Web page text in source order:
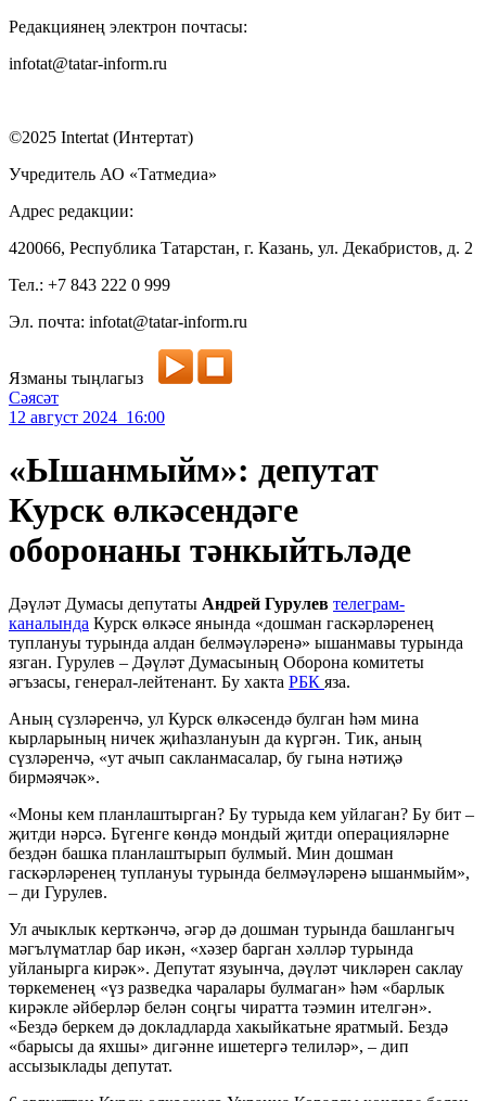
Редакциянең электрон почтасы:
infotat@tatar-inform.ru
©2025 Intertat (Интертат)
Учредитель АО «Татмедиа»
Адрес редакции:
420066, Республика Татарстан, г. Казань, ул. Декабристов, д. 2
Тел.: +7 843 222 0 999
Эл. почта: infotat@tatar-inform.ru
Язманы тыңлагыз
Сәясәт
12 август 2024 16:00
«Ышанмыйм»: депутат
Курск өлкәсендәге
оборонаны тәнкыйтьләде
Дәүләт Думасы депутаты Андрей Гурулев телеграм-
каналында Курск өлкәсе янында «дошман гаскәрләренең
туплануы турында алдан белмәүләренә» ышанмавы турында
язган. Гурулев – Дәүләт Думасының Оборона комитеты
әгъзасы, генерал-лейтенант. Бу хакта РБК яза.
Аның сүзләренчә, ул Курск өлкәсендә булган һәм мина
кырларының ничек җиһазлануын да күргән. Тик, аның
сүзләренчә, «ут ачып сакланмасалар, бу гына нәтиҗә
бирмәячәк».
«Моны кем планлаштырган? Бу турыда кем уйлаган? Бу бит –
җитди нәрсә. Бүгенге көндә мондый җитди операцияләрне
бездән башка планлаштырып булмый. Мин дошман
гаскәрләренең туплануы турында белмәүләренә ышанмыйм»,
– ди Гурулев.
Ул ачыклык керткәнчә, әгәр дә дошман турында башлангыч
мәгълүматлар бар икән, «хәзер барган хәлләр турында
уйланырга кирәк». Депутат язуынча, дәүләт чикләрен саклау
төркеменең «үз разведка чаралары булмаган» һәм «барлык
кирәкле әйберләр белән соңгы чиратта тәэмин ителгән».
«Бездә беркем дә докладларда хакыйкатьне яратмый. Бездә
«барысы да яхшы» дигәнне ишетергә телиләр», – дип
ассызыклады депутат.